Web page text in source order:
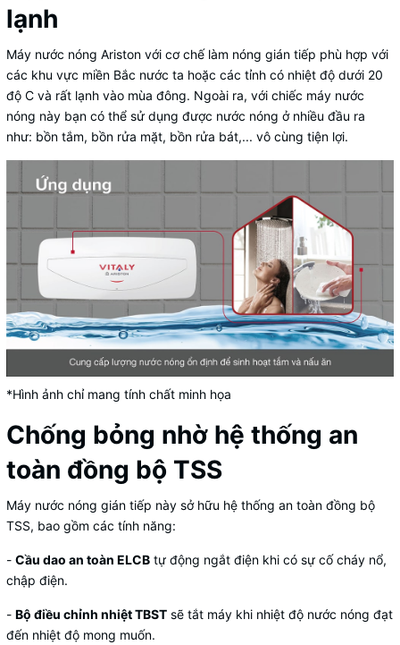
lạnh
Máy nước nóng Ariston với cơ chế làm nóng gián tiếp phù hợp với
các khu vực miền Bắc nước ta hoặc các tỉnh có nhiệt độ dưới 20
độ C và rất lạnh vào mùa đông. Ngoài ra, với chiếc máy nước
nóng này bạn có thể sử dụng được nước nóng ở nhiều đầu ra
như: bồn tắm, bồn rửa mặt, bồn rửa bát,... vô cùng tiện lợi.
*Hình ảnh chỉ mang tính chất minh họa
Chống bỏng nhờ hệ thống an
toàn đồng bộ TSS
Máy nước nóng gián tiếp này sở hữu hệ thống an toàn đồng bộ
TSS, bao gồm các tính năng:
- Cầu dao an toàn ELCB tự động ngắt điện khi có sự cố cháy nổ,
chập điện.
- Bộ điều chỉnh nhiệt TBST sẽ tắt máy khi nhiệt độ nước nóng đạt
đến nhiệt độ mong muốn.